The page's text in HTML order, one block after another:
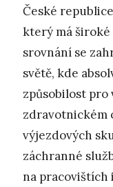
České
který má široké
srovnání se
světě, kde
způsobilost pro
zdravotnickém
výjezdových
záchranné
na pracovištích